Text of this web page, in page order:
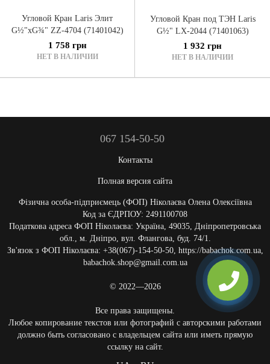
Угловой Кран Laris Элит
G½"xG¾" ZZ-4704 (71401042)
1 758 грн
НЕТ В НАЛИЧИИ
Угловой Кран под ТЭН Laris
G½" LX-2044 (71401063)
1 932 грн
НЕТ В НАЛИЧИИ
067 154-50-50
Контакты
Полная версия сайта
Фізична особа-підприємець (ФОП) Ніколаєва Олена Олексіївна
Код за ЄДРПОУ: 2491100708
Податкова адреса ФОП Ніколаєва: Україна, 49035, Дніпропетровська
обл., м. Дніпро, вул. Флангова, буд. 74/1.
Зв'язок з ФОП Ніколаєва: +38(067)-154-50-50, https://babachok.com.ua,
babachok.shop@gmail.com.ua
© 2022—2026
Все права защищены.
Любое копирование текстов или фотографий с авторскими работами
должно быть согласовано с владельцем сайта или иметь прямую
ссылку на сайт.